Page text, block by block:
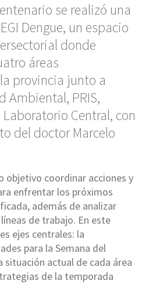
se realizó una
Dengue, un espacio
donde
áreas
provincia junto a
Ambiental, PRIS,
Central, con
del doctor Marcelo
objetivo coordinar acciones y
enfrentar los próximos
además de analizar
de trabajo. En este
ejes centrales: la
para la Semana del
situación actual de cada área
de la temporada